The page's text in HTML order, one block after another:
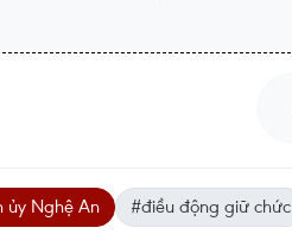
ủy Nghệ An #điều động giữ chức